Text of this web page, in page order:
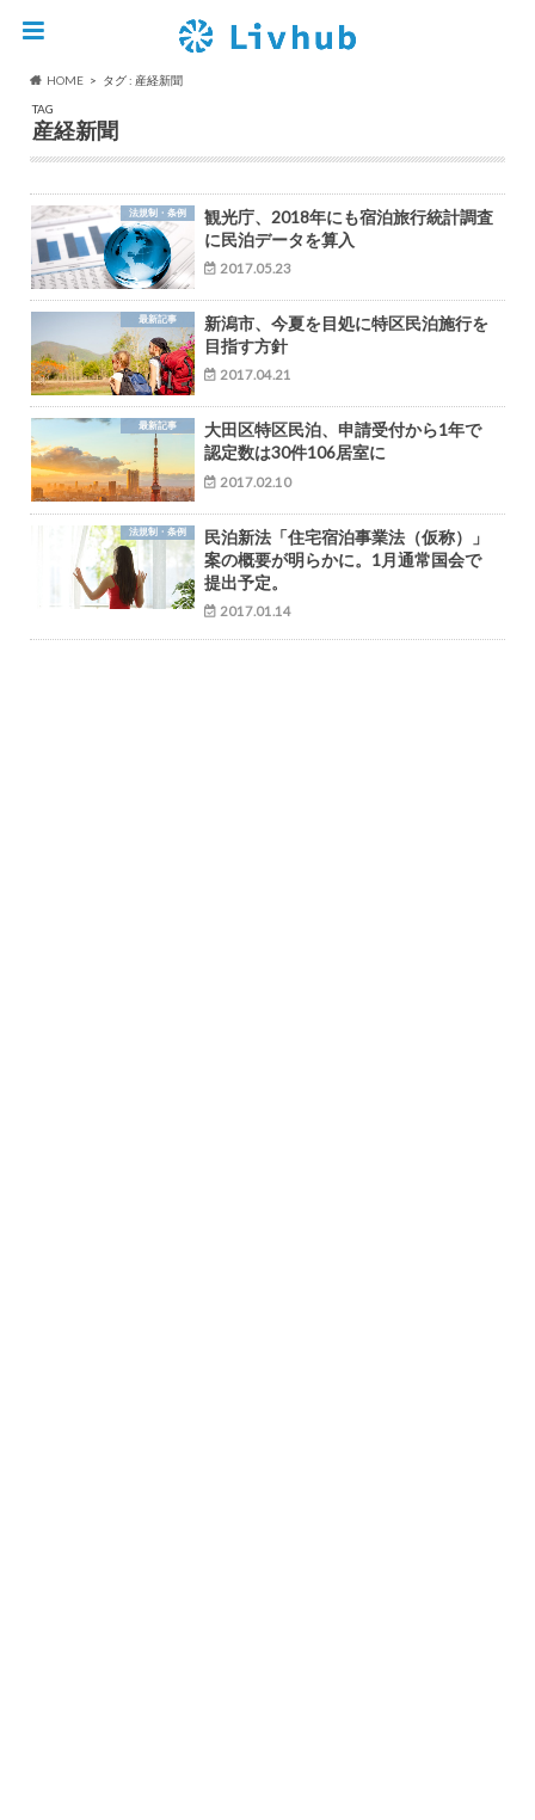
HOME
タグ : 産経新聞
TAG
産経新聞
法規制・条例
観光庁、2018年にも宿泊旅行統計調査
に民泊データを算入
2017.05.23
最新記事
新潟市、今夏を目処に特区民泊施行を
目指す方針
2017.04.21
最新記事
大田区特区民泊、申請受付から1年で
認定数は30件106居室に
2017.02.10
法規制・条例
民泊新法「住宅宿泊事業法（仮称）」
案の概要が明らかに。1月通常国会で
提出予定。
2017.01.14